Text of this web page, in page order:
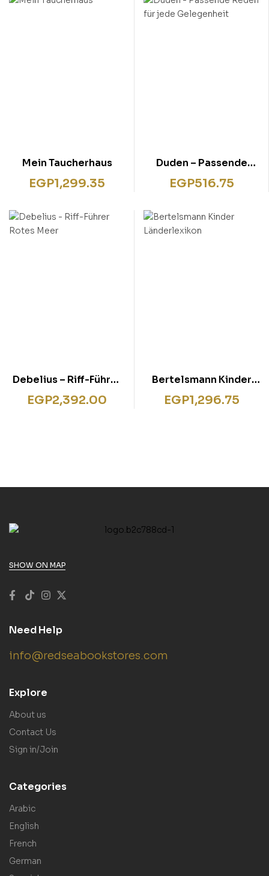
Mein Taucherhaus
EGP1,299.35
Duden – Passende
Reden für jede
Gelegenheit
EGP516.75
Debelius – Riff-Führer
Rotes Meer
EGP2,392.00
Bertelsmann Kinder
Länderlexikon
EGP1,296.75
SHOW ON MAP
Need Help
info@redseabookstores.com
Explore
About us
Contact Us
Sign in/Join
Categories
Arabic
English
French
German